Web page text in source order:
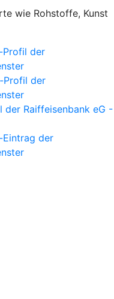
wie Rohstoffe, Kunst
Profil der
Profil der
der Raiffeisenbank eG -
Eintrag der